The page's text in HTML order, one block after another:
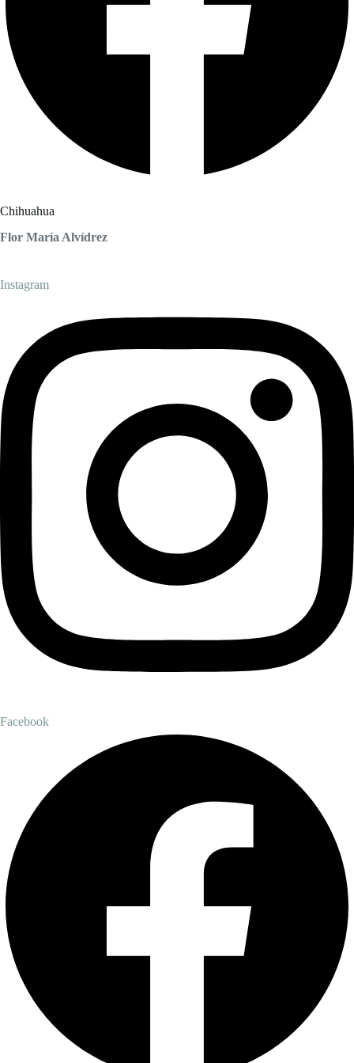
Chihuahua
Flor María Alvídrez
Instagram
Facebook